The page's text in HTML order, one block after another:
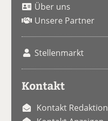
Über uns
Unsere Partner
Stellenmarkt
Kontakt
Kontakt Redaktion